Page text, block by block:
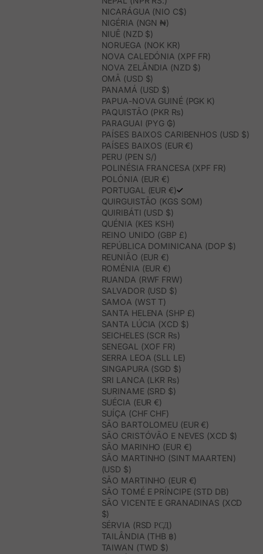
NICARÁGUA (NIO C$)
NIGÉRIA (NGN ₦)
NIUÊ (NZD $)
NORUEGA (NOK KR)
NOVA CALEDÓNIA (XPF FR)
NOVA ZELÂNDIA (NZD $)
OMÃ (USD $)
PANAMÁ (USD $)
PAPUA-NOVA GUINÉ (PGK K)
PAQUISTÃO (PKR ₨)
PARAGUAI (PYG ₲)
PAÍSES BAIXOS CARIBENHOS (USD $)
PAÍSES BAIXOS (EUR €)
PERU (PEN S/)
POLINÉSIA FRANCESA (XPF FR)
POLÓNIA (EUR €)
PORTUGAL (EUR €)
QUIRGUISTÃO (KGS SOM)
QUIRIBÁTI (USD $)
QUÉNIA (KES KSH)
REINO UNIDO (GBP £)
REPÚBLICA DOMINICANA (DOP $)
REUNIÃO (EUR €)
ROMÉNIA (EUR €)
RUANDA (RWF FRW)
SALVADOR (USD $)
SAMOA (WST T)
SANTA HELENA (SHP £)
SANTA LÚCIA (XCD $)
SEICHELES (SCR ₨)
SENEGAL (XOF FR)
SERRA LEOA (SLL LE)
SINGAPURA (SGD $)
SRI LANCA (LKR ₨)
SURINAME (SRD $)
SUÉCIA (EUR €)
SUÍÇA (CHF CHF)
SÃO BARTOLOMEU (EUR €)
SÃO CRISTÓVÃO E NEVES (XCD $)
SÃO MARINHO (EUR €)
SÃO MARTINHO (SINT MAARTEN)
(USD $)
SÃO MARTINHO (EUR €)
SÃO TOMÉ E PRÍNCIPE (STD DB)
SÃO VICENTE E GRANADINAS (XCD
$)
SÉRVIA (RSD РСД)
TAILÂNDIA (THB ฿)
TAIWAN (TWD $)